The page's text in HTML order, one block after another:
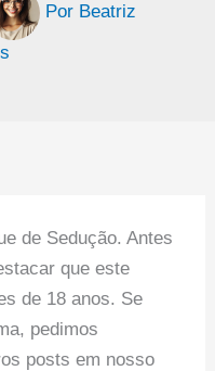
Por Beatriz
de Sedução. Antes
que este
de 18 anos. Se
pedimos
posts em nosso